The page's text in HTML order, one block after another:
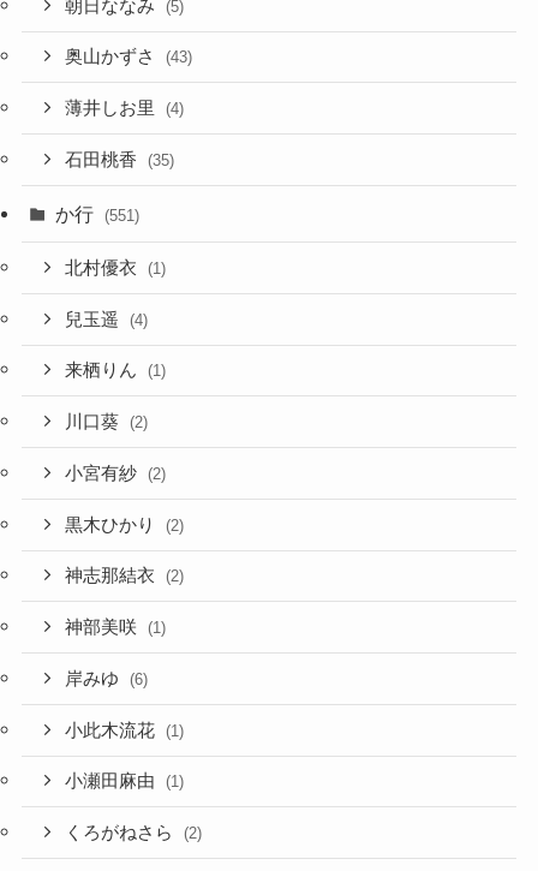
朝日ななみ (5)
奥山かずさ (43)
薄井しお里 (4)
石田桃香 (35)
か行 (551)
北村優衣 (1)
兒玉遥 (4)
来栖りん (1)
川口葵 (2)
小宮有紗 (2)
黒木ひかり (2)
神志那結衣 (2)
神部美咲 (1)
岸みゆ (6)
小此木流花 (1)
小瀬田麻由 (1)
くろがねさら (2)